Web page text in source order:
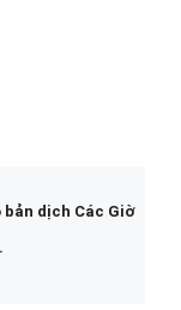
dịch Các Giờ